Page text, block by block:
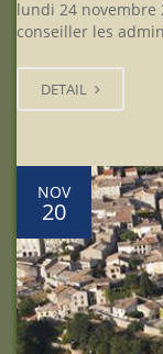
lundi 24 novembre
conseiller les
DETAIL
NOV
20